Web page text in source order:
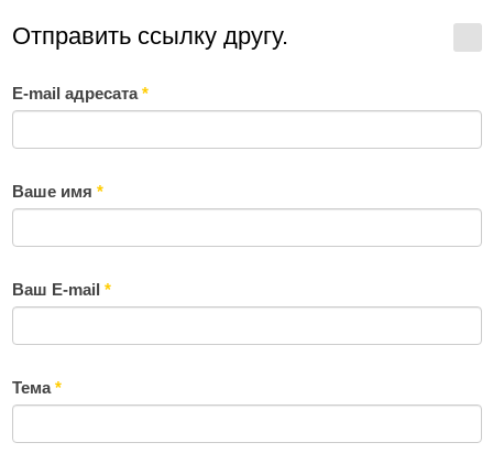
Отправить ссылку другу.
E-mail адресата*
Ваше имя *
Ваш E-mail *
Тема*